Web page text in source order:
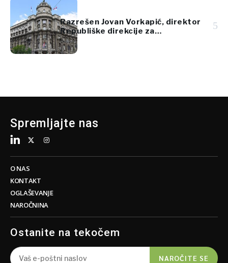
Razrešen Jovan Vorkapić, direktor
Republiške direkcije za
premoženje Srbije
5
Spremljajte nas
O NAS
KONTAKT
OGLAŠEVANJE
NAROČNINA
Ostanite na tekočem
NAROČITE SE